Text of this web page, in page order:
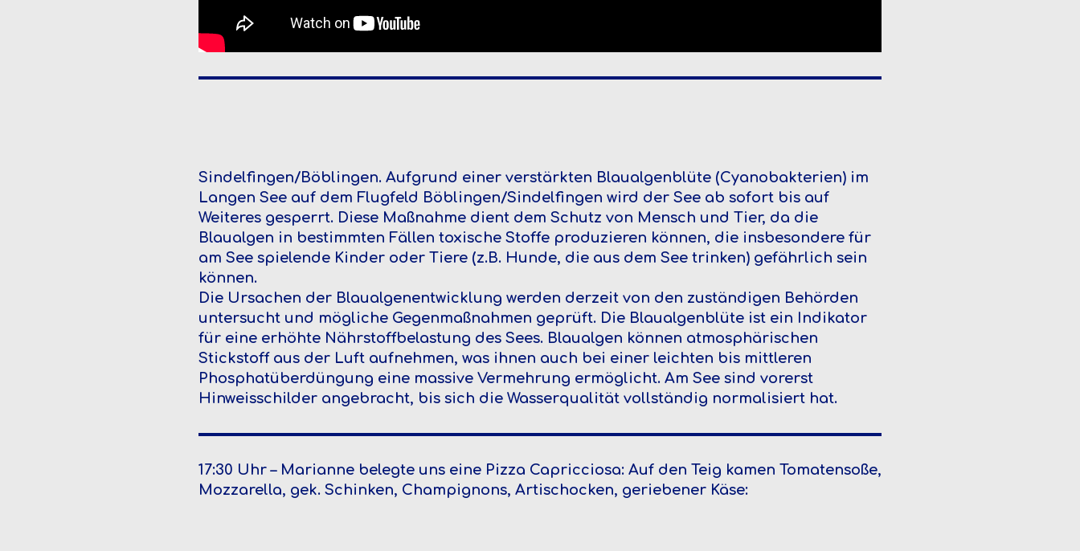
Sindelfingen/Böblingen. Aufgrund einer verstärkten Blaualgenblüte (Cyanobakterien) im
Langen See auf dem Flugfeld Böblingen/Sindelfingen wird der See ab sofort bis auf
Weiteres gesperrt. Diese Maßnahme dient dem Schutz von Mensch und Tier, da die
Blaualgen in bestimmten Fällen toxische Stoffe produzieren können, die insbesondere für
am See spielende Kinder oder Tiere (z.B. Hunde, die aus dem See trinken) gefährlich sein
können.
Die Ursachen der Blaualgenentwicklung werden derzeit von den zuständigen Behörden
untersucht und mögliche Gegenmaßnahmen geprüft. Die Blaualgenblüte ist ein Indikator
für eine erhöhte Nährstoffbelastung des Sees. Blaualgen können atmosphärischen
Stickstoff aus der Luft aufnehmen, was ihnen auch bei einer leichten bis mittleren
Phosphatüberdüngung eine massive Vermehrung ermöglicht. Am See sind vorerst
Hinweisschilder angebracht, bis sich die Wasserqualität vollständig normalisiert hat.
17:30 Uhr – Marianne belegte uns eine Pizza Capricciosa: Auf den Teig kamen Tomatensoße,
Mozzarella, gek. Schinken, Champignons, Artischocken, geriebener Käse: